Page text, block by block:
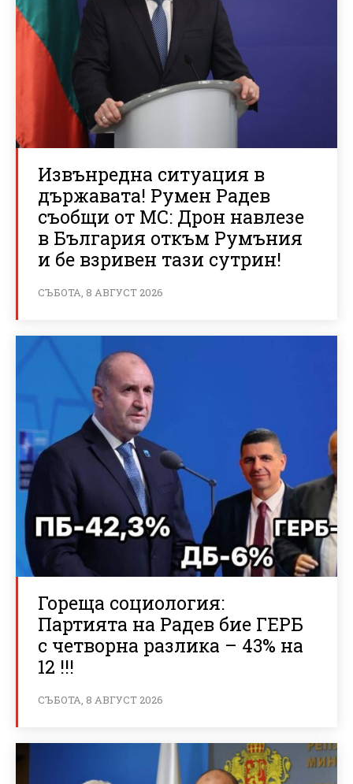
Извънредна ситуация в
държавата! Румен Радев
съобщи от МС: Дрон навлезе
в България откъм Румъния
и бе взривен тази сутрин!
СЪБОТА, 8 АВГУСТ 2026
Гореща социология:
Партията на Радев бие ГЕРБ
с четворна разлика – 43% на
12 !!!
СЪБОТА, 8 АВГУСТ 2026